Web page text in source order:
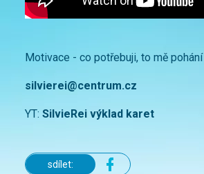
Motivace - co potřebuji, to mě pohání
silvierei@centrum.cz
YT: SilvieRei výklad karet
sdílet: